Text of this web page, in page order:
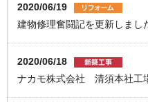
2020/06/19
建物修理奮闘記を更新しまし
2020/06/18
ナカモ株式会社 清須本社